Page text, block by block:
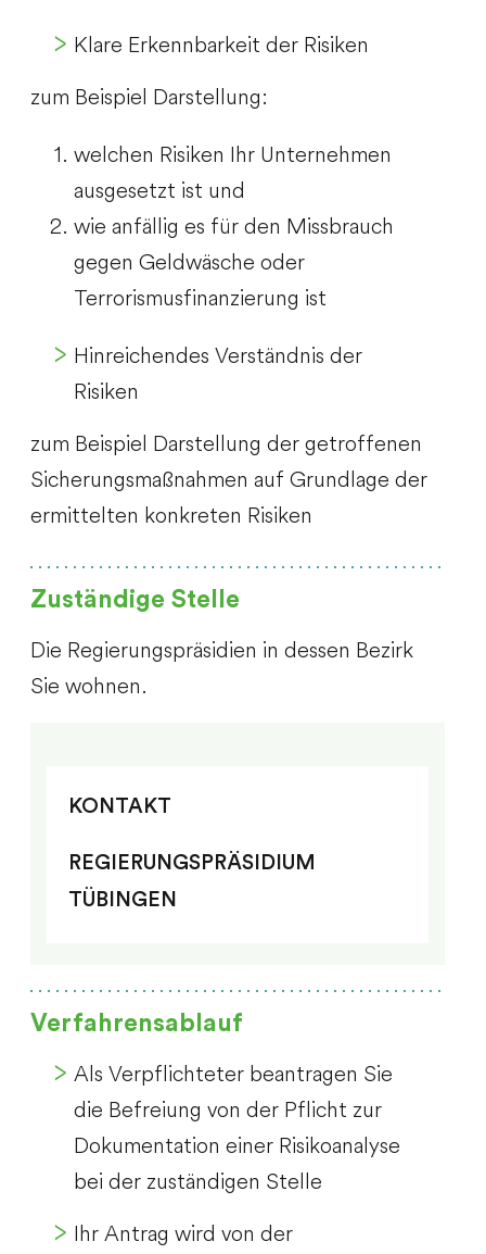
Klare Erkennbarkeit der Risiken
zum Beispiel Darstellung:
welchen Risiken Ihr Unternehmen
ausgesetzt ist und
wie anfällig es für den Missbrauch
gegen Geldwäsche oder
Terrorismusfinanzierung ist
Hinreichendes Verständnis der
Risiken
zum Beispiel Darstellung der getroffenen
Sicherungsmaßnahmen auf Grundlage der
ermittelten konkreten Risiken
Zuständige Stelle
Die Regierungspräsidien in dessen Bezirk
Sie wohnen.
KONTAKT
REGIERUNGSPRÄSIDIUM
TÜBINGEN
Verfahrensablauf
Als Verpflichteter beantragen Sie
die Befreiung von der Pflicht zur
Dokumentation einer Risikoanalyse
bei der zuständigen Stelle
Ihr Antrag wird von der